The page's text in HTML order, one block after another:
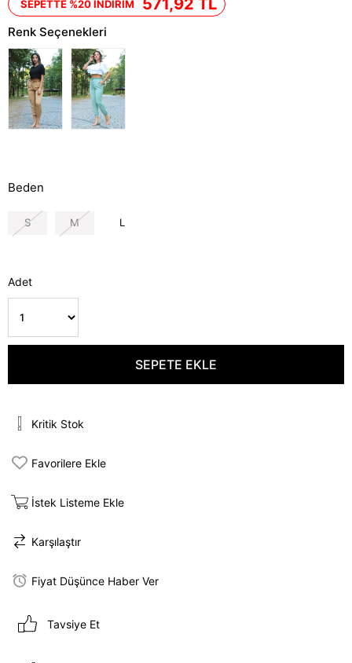
SEPETTE %20 İNDİRİM 571,92 TL
Renk Seçenekleri
Beden
S M L
Adet
Kritik Stok
Favorilere Ekle
İstek Listeme Ekle
Karşılaştır
Fiyat Düşünce Haber Ver
Tavsiye Et